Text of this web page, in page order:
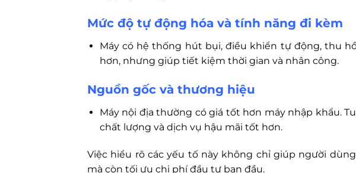
Mức độ tự động hóa và tính năng đi kèm
Máy có hệ thống hút bụi, điều khiển tự động, thu
hơn, nhưng giúp tiết kiệm thời gian và nhân công.
Nguồn gốc và thương hiệu
Máy nội địa thường có giá tốt hơn máy nhập khẩu.
chất lượng và dịch vụ hậu mãi tốt hơn.
Việc hiểu rõ các yếu tố này không chỉ giúp người
mà còn tối ưu chi phí đầu tư ban đầu.